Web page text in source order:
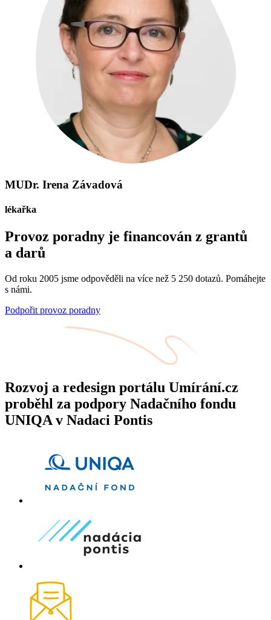
MUDr. Irena Závadová
lékařka
Provoz poradny je financován z grantů
a darů
Od roku 2005 jsme odpověděli na více než 5 250 dotazů. Pomáhejte
s námi.
Podpořit provoz poradny
Rozvoj a redesign portálu Umírání.cz
proběhl za podpory Nadačního fondu
UNIQA v Nadaci Pontis